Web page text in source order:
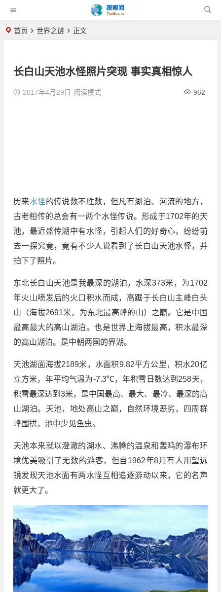
首页 世界之谜 正文
长白山天池水怪照片突现 事实真相惊人
2017年4月29日 962
阅读模式
历来水怪的传说数不胜数，但凡有湖泊、河流的地方，
古老相传的总会有一两个水怪传说。形成于1702年的天
池，最近盛传湖中有水怪，引起人们的好奇心，纷纷前
去一探究竟，竟有不少人说看到了长白山天池水怪，并
拍下了照片。
东北长白山天池是我最深的湖泊，水深373米，为1702
年火山喷发后的火口积水而成，高踞于长白山主峰白头
山（海拔2691米，为东北最高峰的山）之巅。它是中国
最高最大的高山湖泊。也是世界上海拔最高，积水最深
的高山湖泊。是中朝两国的界湖。
天池湖面海拔2189米，水面积9.82平方公里，积水20亿
立方米，年平均气温为-7.3℃，年积雪日数达到258天，
积雪最深达到3米，是中国最高、最大、最冷、最深的高
山湖泊。天池，地处高山之巅，自然环境恶劣，四周群
峰围拱，池中少见鱼虫。
天池本来就以澄澈的湖水、沸腾的温泉和轰鸣的瀑布环
境优美吸引了无数的游客，但自1962年8月有人用望远
镜发现天池水面有两水怪互相追逐游动以来，它的名声
就更大了。